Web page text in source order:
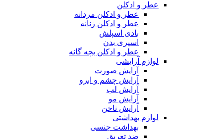
عطر و ادکلن
عطر و ادکلن مردانه
عطر و ادکلن زنانه
بادی اسپلش
اسپری بدن
عطر و ادکلن بچه گانه
لوازم آرایشی
آرایش صورت
آرایش چشم و ابرو
آرایش لب
آرایش مو
آرایش ناخن
لوازم بهداشتی
بهداشت جنسی
ضد تعریق